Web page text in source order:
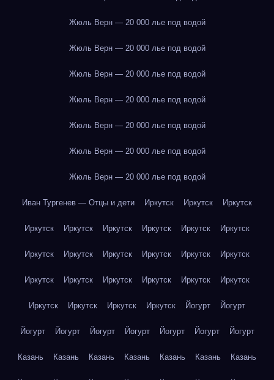
Жюль Верн — 20 000 лье под водой
Жюль Верн — 20 000 лье под водой
Жюль Верн — 20 000 лье под водой
Жюль Верн — 20 000 лье под водой
Жюль Верн — 20 000 лье под водой
Жюль Верн — 20 000 лье под водой
Жюль Верн — 20 000 лье под водой
Иван Тургенев — Отцы и дети Иркутск Иркутск Иркутск
Иркутск Иркутск Иркутск Иркутск Иркутск Иркутск
Иркутск Иркутск Иркутск Иркутск Иркутск Иркутск
Иркутск Иркутск Иркутск Иркутск Иркутск Иркутск
Иркутск Иркутск Иркутск Иркутск Йогурт Йогурт
Йогурт Йогурт Йогурт Йогурт Йогурт Йогурт Йогурт
Казань Казань Казань Казань Казань Казань Казань